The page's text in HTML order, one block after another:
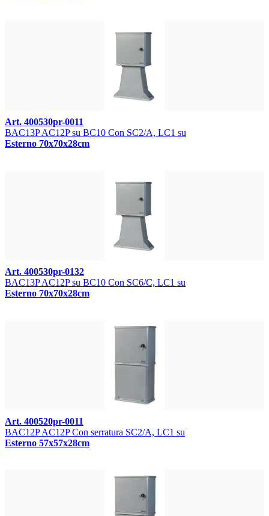
Art. 400530pr-0011
BAC13P AC12P su BC10 Con SC2/A, LC1 su
Esterno 70x70x28cm
Art. 400530pr-0132
BAC13P AC12P su BC10 Con SC6/C, LC1 su
Esterno 70x70x28cm
Art. 400520pr-0011
BAC12P AC12P Con serratura SC2/A, LC1 su
Esterno 57x57x28cm